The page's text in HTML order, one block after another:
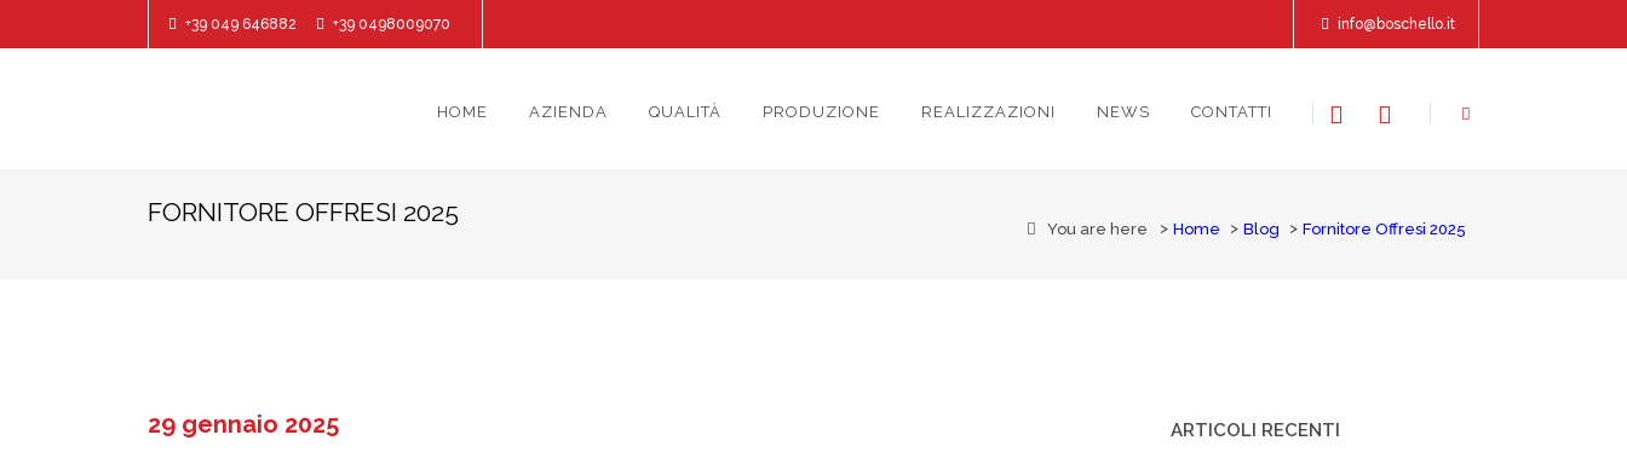
+39 049 646882 +39 0498009070 info@boschello.it
HOME AZIENDA QUALITÀ PRODUZIONE REALIZZAZIONI NEWS CONTATTI
FORNITORE OFFRESI 2025
You are here Home Blog Fornitore Offresi 2025
29 gennaio 2025 ARTICOLI RECENTI